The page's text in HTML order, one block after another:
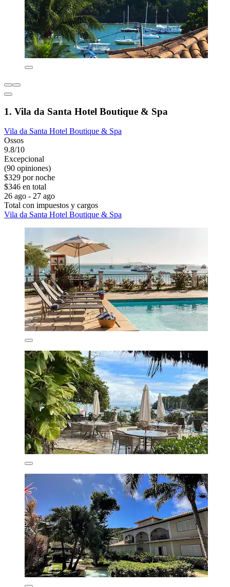
1. Vila da Santa Hotel Boutique & Spa
Vila da Santa Hotel Boutique & Spa
Ossos
9.8/10
Excepcional
(90 opiniones)
$329 por noche
$346 en total
26 ago - 27 ago
Total con impuestos y cargos
Vila da Santa Hotel Boutique & Spa